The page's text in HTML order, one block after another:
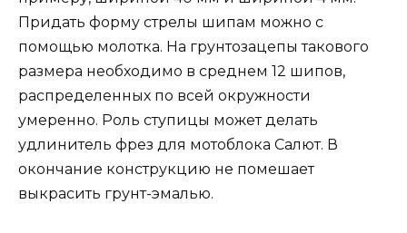
Придать форму стрелы шипам можно с
помощью молотка. На грунтозацепы такового
размера необходимо в среднем 12 шипов,
распределенных по всей окружности
умеренно. Роль ступицы может делать
удлинитель фрез для мотоблока Салют. В
окончание конструкцию не помешает
выкрасить грунт-эмалью.